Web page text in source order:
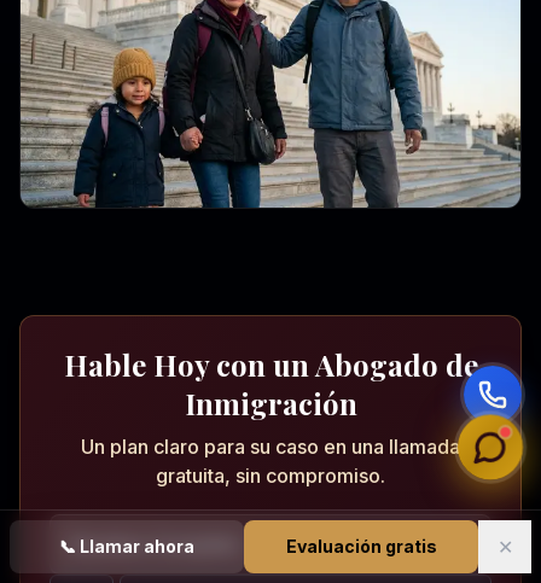
📞 Llamar ahora Evaluación gratis ✕
Hable Hoy con un Abogado de
Inmigración
Un plan claro para su caso en una llamada
gratuita, sin compromiso.